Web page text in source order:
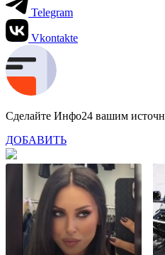
Telegram
Vkontakte
Сделайте Инфо24 вашим
ДОБАВИТЬ